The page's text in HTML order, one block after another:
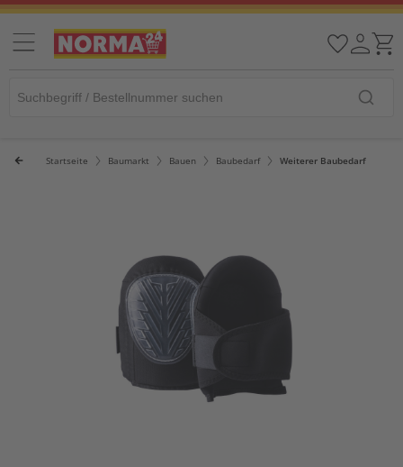
Startseite Baumarkt Bauen Baubedarf Weiterer Baubedarf